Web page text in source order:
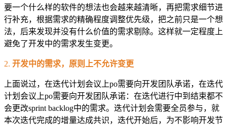
要一个什么样的软件的想法也会越来越清晰，再把需求细节进
行补充，根据需求的精确程度调整优先级，把之前只是一个想
法，后来发现并没有什么价值的需求剔除。这样就一定程度上
避免了开发中的需求发生变更。
2. 开发中的需求，原则上不允许变更
上面说过，在迭代计划会议上po需要向开发团队承诺，在迭代
计划会议上po需要向开发团队承诺：在迭代进行中到结束都不
会更改sprint backlog中的需求。迭代计划会需要全员参与，就
本次迭代完成的增量达成共识，迭代开始后，为不影响开发节